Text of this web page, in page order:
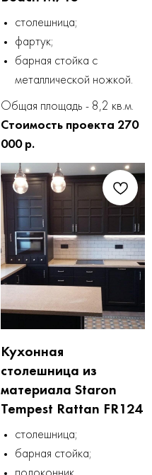
столешница;
фартук;
барная стойка с
металлической ножкой.
Общая площадь - 8,2 кв.м.
Стоимость проекта 270
000 р.
Кухонная
столешница из
материала Staron
Tempest Rattan FR124
столешница;
барная стойка;